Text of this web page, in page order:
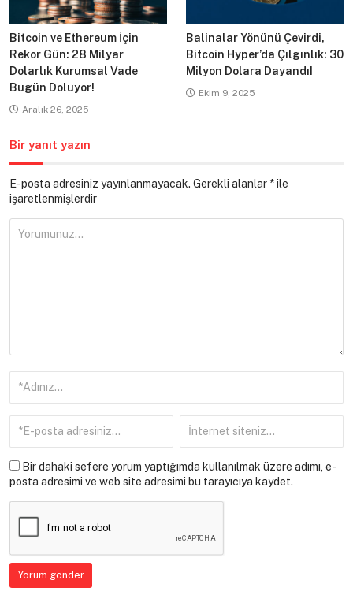
Bitcoin ve Ethereum İçin
Rekor Gün: 28 Milyar
Dolarlık Kurumsal Vade
Bugün Doluyor!
Aralık 26, 2025
Balinalar Yönünü Çevirdi,
Bitcoin Hyper’da Çılgınlık: 30
Milyon Dolara Dayandı!
Ekim 9, 2025
Bir yanıt yazın
E-posta adresiniz yayınlanmayacak. Gerekli alanlar *ile
işaretlenmişlerdir
Bir dahaki sefere yorum yaptığımda kullanılmak üzere adımı, e-
posta adresimi ve web site adresimi bu tarayıcıya kaydet.